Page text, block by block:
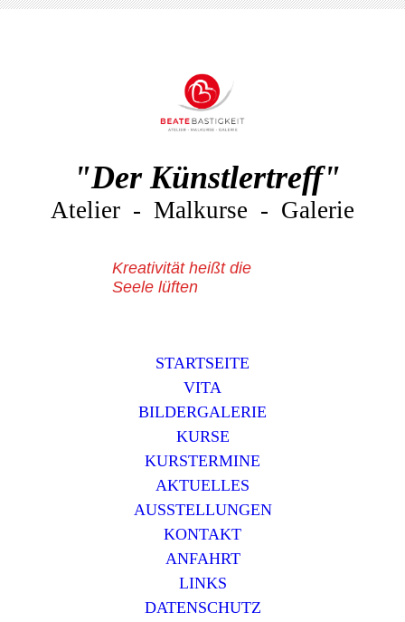
"Der Künstlertreff"
Atelier - Malkurse - Galerie
Kreativität heißt die
Seele lüften
STARTSEITE
VITA
BILDERGALERIE
KURSE
KURSTERMINE
AKTUELLES
AUSSTELLUNGEN
KONTAKT
ANFAHRT
LINKS
DATENSCHUTZ